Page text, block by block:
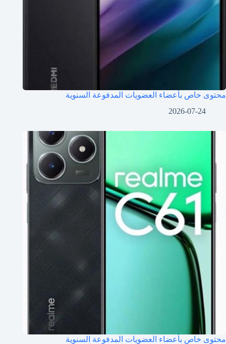
محتوى خاص بأعضاء العضويات المدفوعة السنوية
2026-07-24
محتوى خاص بأعضاء العضويات المدفوعة السنوية